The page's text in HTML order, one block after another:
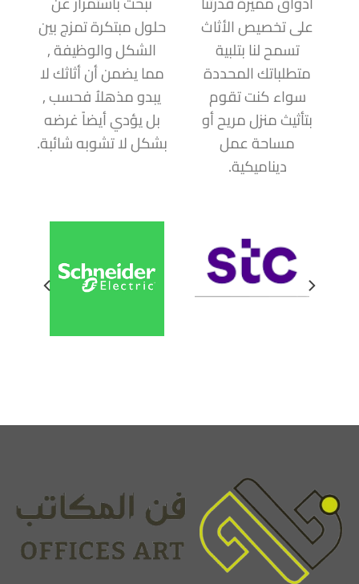
على تخصيص الأثاث
تسمح لنا بتلبية
متطلباتك المحددة
سواء كنت تقوم
بتأثيث منزل مريح أو
مساحة عمل
ديناميكية.
حلول مبتكرة تمزج بين
الشكل والوظيفة ,
مما يضمن أن أثاثك لا
يبدو مذهلاُ فحسب ,
بل يؤدي أيضاً غرضه
بشكل لا تشوبه شائبة.